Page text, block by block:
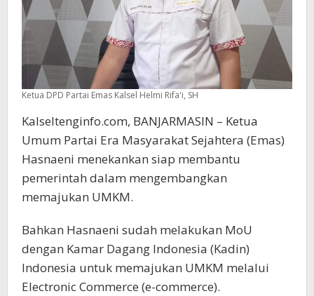
Ketua DPD Partai Emas Kalsel Helmi Rifa'i, SH
Kalseltenginfo.com, BANJARMASIN – Ketua
Umum Partai Era Masyarakat Sejahtera (Emas)
Hasnaeni menekankan siap membantu
pemerintah dalam mengembangkan
memajukan UMKM.
Bahkan Hasnaeni sudah melakukan MoU
dengan Kamar Dagang Indonesia (Kadin)
Indonesia untuk memajukan UMKM melalui
Electronic Commerce (e-commerce).